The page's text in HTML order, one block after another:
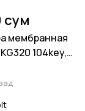
сум
мембранная
104key,
RU, LED,